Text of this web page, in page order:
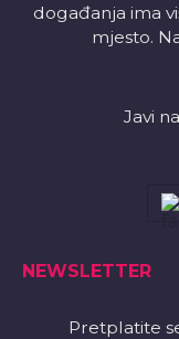
događanja ima
mjesto.
Javi
NEWSLETTER
Pretplatite